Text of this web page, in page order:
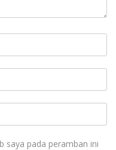
saya pada peramban ini